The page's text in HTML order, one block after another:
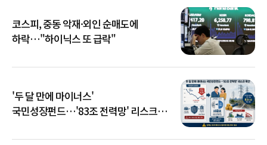
코스피, 중동 악재·외인 순매도에
하락…"하이닉스 또 급락"
'두 달 만에 마이너스'
국민성장펀드…'83조 전력망' 리스크